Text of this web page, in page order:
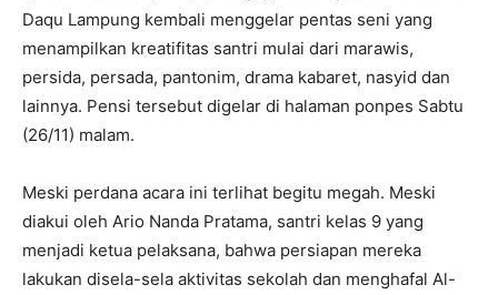
Daqu Lampung kembali menggelar pentas seni yang
menampilkan kreatifitas santri mulai dari marawis,
persida, persada, pantonim, drama kabaret, nasyid dan
lainnya. Pensi tersebut digelar di halaman ponpes Sabtu
(26/11) malam.
Meski perdana acara ini terlihat begitu megah. Meski
diakui oleh Ario Nanda Pratama, santri kelas 9 yang
menjadi ketua pelaksana, bahwa persiapan mereka
lakukan disela-sela aktivitas sekolah dan menghafal Al-